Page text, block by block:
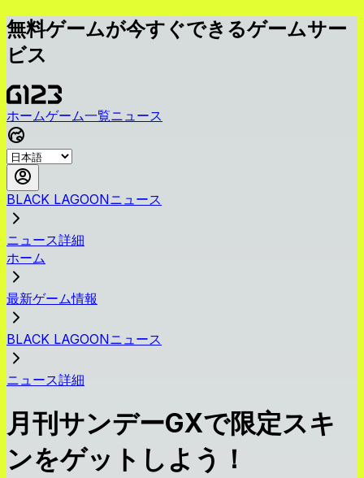
無料ゲームが今すぐできるゲームサー
ビス
ホームゲーム一覧ニュース
BLACK LAGOONニュース
ニュース詳細
ホーム
最新ゲーム情報
BLACK LAGOONニュース
ニュース詳細
月刊サンデーGXで限定スキ
ンをゲットしよう！